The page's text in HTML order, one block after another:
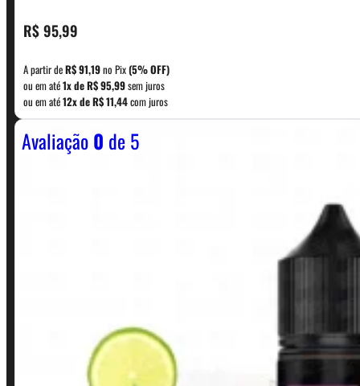
R$95,99
A partir deR$91,19no Pix(5% OFF)
ou em até1x deR$95,99sem juros
ou em até12x deR$11,44com juros
Avaliação0 de 5
CONTATO
WhatsApp: (11) 5229-0120
Horário: Política de Horario e Fretes
Minha conta
Finalização de compra